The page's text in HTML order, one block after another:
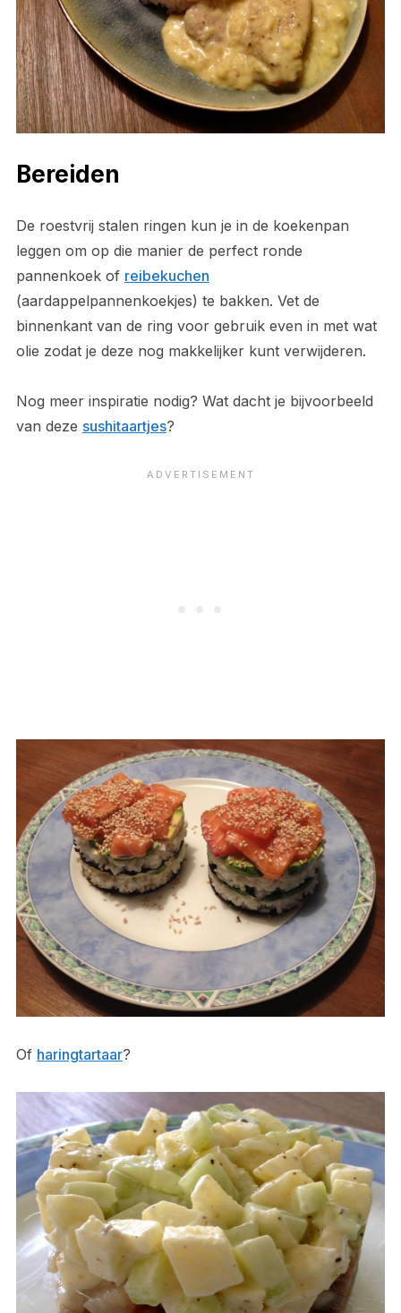
Bereiden
De roestvrij stalen ringen kun je in de koekenpan
leggen om op die manier de perfect ronde
pannenkoek of reibekuchen
(aardappelpannenkoekjes) te bakken. Vet de
binnenkant van de ring voor gebruik even in met wat
olie zodat je deze nog makkelijker kunt verwijderen.
Nog meer inspiratie nodig? Wat dacht je bijvoorbeeld
van deze sushitaartjes?
Of haringtartaar?